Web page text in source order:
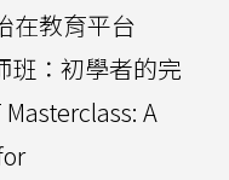
在教育平台
班：初學者的完
A